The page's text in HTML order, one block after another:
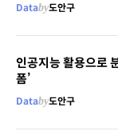
Databy도안구
인공지능 활용으로
폼’
Databy도안구